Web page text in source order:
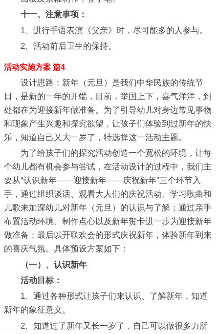
十一、注意事项：
1、进行手语表演《父亲》时，尽可能多的人参与。
2、活动前后卫生的保持。
活动实施方案 篇4
设计思路：新年（元旦）是我们中华民族的传统节
日，是新的一年的开端，目前，举国上下，喜气洋洋，到
处都在为迎接新年做准备。为了引导幼儿对身边常见事物
和现象产生兴趣和探究欲望，让孩子们体验到过新年的快
乐，知道自己又大一岁了，特选择这一活动主题。
为了给孩子们的探究活动创造一个宽松的环境，让每
个幼儿都有机会参与尝试，在活动设计的过程中，我们主
要从“认识新年——迎接新年——庆祝新年”三个环节入
手，通过组织谈话、观看大人们的庆祝活动、学习歌曲和
儿歌来加深幼儿对新年（元旦）的认识与了解；通过亲手
布置活动环境、制作点心以及新年贺卡进一步为迎接新年
做准备；最后以开联欢会的形式庆祝新年，体验新年到来
的喜庆气氛。具体预设方案如下：
（一）、认识新年
活动目标：
1、通过各种形式让孩子们来认识、了解新年，知道
新年的象征意义。
2、知道过了新年又长一岁了，自己可以做很多力所